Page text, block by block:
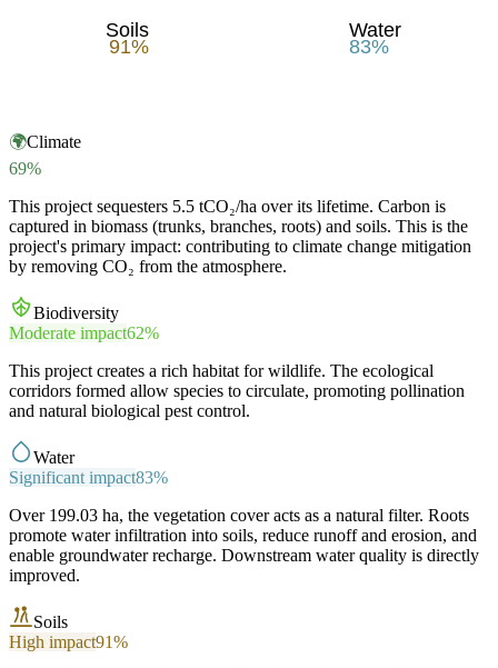
Water
83%
Soils
91%
🌍Climate
69%
This project sequesters 5.5 tCO₂/ha over its lifetime. Carbon is
captured in biomass (trunks, branches, roots) and soils. This is the
project's primary impact: contributing to climate change mitigation
by removing CO₂ from the atmosphere.
Biodiversity
Moderate impact62%
This project creates a rich habitat for wildlife. The ecological
corridors formed allow species to circulate, promoting pollination
and natural biological pest control.
Water
Significant impact83%
Over 199.03 ha, the vegetation cover acts as a natural filter. Roots
promote water infiltration into soils, reduce runoff and erosion, and
enable groundwater recharge. Downstream water quality is directly
improved.
Soils
High impact91%